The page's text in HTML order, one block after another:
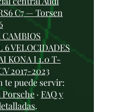
C7 — Torsen
CAMBIOS
6 VELOCIDADES
KONA I 1.0 T-
2017-2023
te puede servir:
Porsche · FAQ y
.